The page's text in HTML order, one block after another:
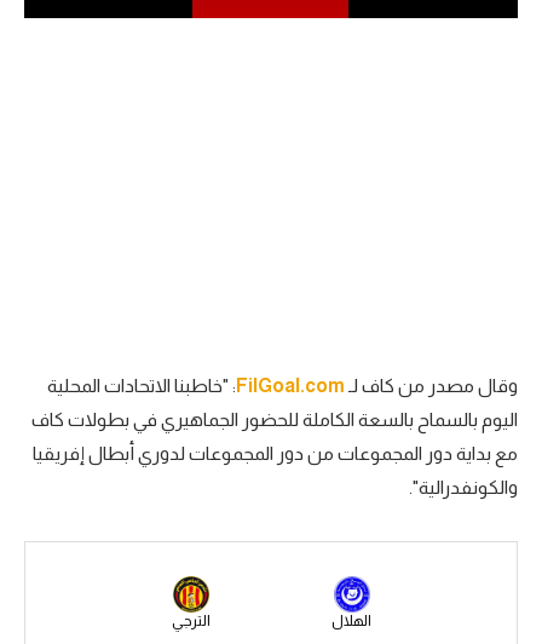
الدوري الإنجليزي
الدوري الإسباني
دوري أبطال أوروبا
وقال مصدر من كاف لـ FilGoal.com
: "خاطبنا الاتحادات المحلية
اليوم بالسماح بالسعة الكاملة للحضور الجماهيري في بطولات كاف
مع بداية دور المجموعات من دور المجموعات لدوري أبطال إفريقيا
والكونفدرالية".
الهلال الترجي